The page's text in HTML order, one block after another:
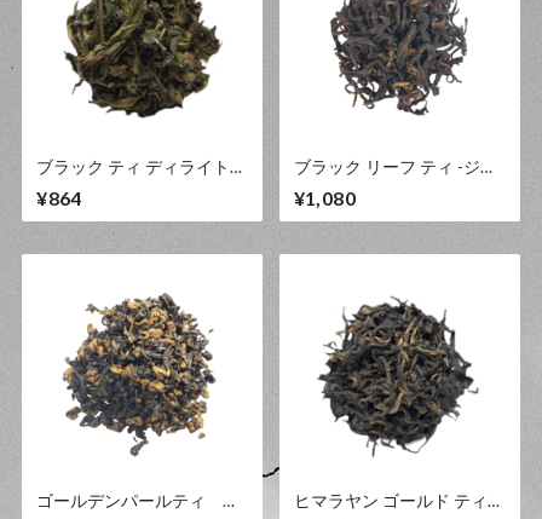
ブラック ティ ディライト
¥864
ブラック リーフ ティ -ジュ
¥1,080
ゴールデンパールティ
ヒマラヤン ゴールド ティ